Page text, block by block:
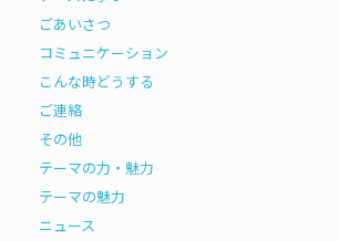
ごあいさつ
コミュニケーション
こんな時どうする
ご連絡
その他
テーマの力・魅力
テーマの魅力
ニュース